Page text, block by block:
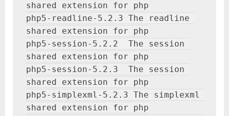
shared extension for php
php5-readline-5.2.3 The readline
shared extension for php
php5-session-5.2.2  The session
shared extension for php
php5-session-5.2.3  The session
shared extension for php
php5-simplexml-5.2.3 The simplexml
shared extension for php